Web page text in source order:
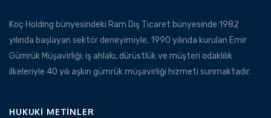
Koç Holding bünyesindeki Ram Dış Ticaret bünyesinde 1982
yılında başlayan sektör deneyimiyle, 1990 yılında kurulan Emir
Gümrük Müşavirliği; iş ahlakı, dürüstlük ve müşteri odaklılık
ilkeleriyle 40 yılı aşkın gümrük müşavirliği hizmeti sunmaktadır.
HUKUKI METINLER